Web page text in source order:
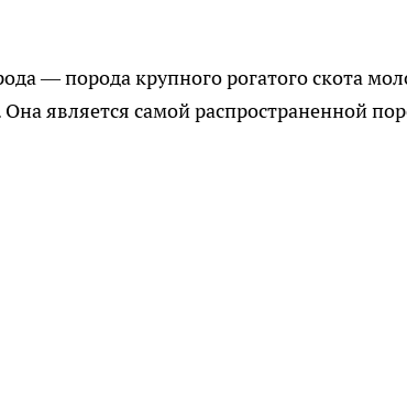
— порода крупного рогатого скота
является самой распространенной